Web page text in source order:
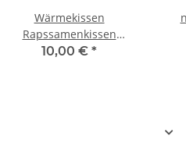
Wärmekissen
Rapssamenkissen
quadratisch "Frösche,
10,00 € *